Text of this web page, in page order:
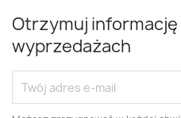
Otrzymuj informację
wyprzedażach